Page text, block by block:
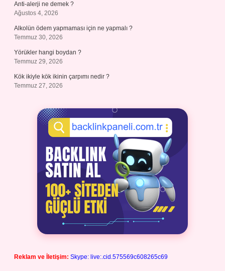
Anti-alerji ne demek ?
Ağustos 4, 2026
Alkolün ödem yapmaması için ne yapmalı ?
Temmuz 30, 2026
Yörükler hangi boydan ?
Temmuz 29, 2026
Kök ikiyle kök ikinin çarpımı nedir ?
Temmuz 27, 2026
Reklam ve İletişim: Skype: live:.cid.575569c608265c69